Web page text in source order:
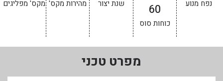
בכנרת לידו מחיר
בכנרת למשפחות
בארץ
נפח מנוע 60
כוחות סוס
שנת יצור מהירות מקס' מקס' מפליגים
מפרט טכני